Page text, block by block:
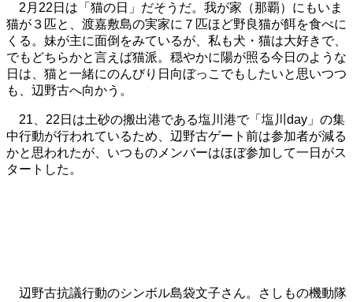
2月22日は「猫の日」だそうだ。我が家（那覇）にもいま
猫が３匹と、渡嘉敷島の実家に７匹ほど野良猫が餌を食べに
くる。妹が主に面倒をみているが、私も犬・猫は大好きで、
でもどちらかと言えば猫派。穏やかに陽が照る今日のような
日は、猫と一緒にのんびり日向ぼっこでもしたいと思いつつ
も、辺野古へ向かう。
21、22日は土砂の搬出港である塩川港で「塩川day」の集
中行動が行われているため、辺野古ゲート前は参加者が減る
かと思われたが、いつものメンバーはほぼ参加して一日がス
タートした。
辺野古抗議行動のシンボル島袋文子さん。さしもの機動隊